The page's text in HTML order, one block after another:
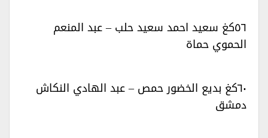
٥٦كغ سعيد احمد سعيد حلب – عبد المنعم
الحموي حماة‏‏
٦٠كغ بديع الخضور حمص – عبد الهادي النكاش
دمشق‏‏